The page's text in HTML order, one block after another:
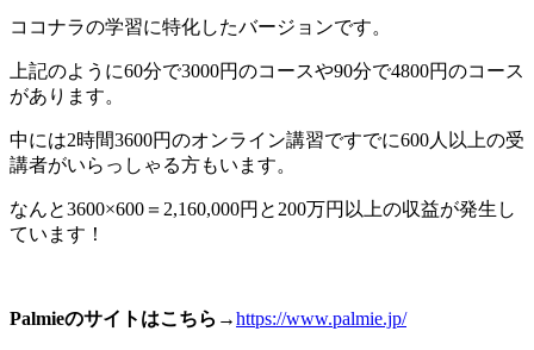
ココナラの学習に特化したバージョンです。
上記のように60分で3000円のコースや90分で4800円のコース
があります。
中には2時間3600円のオンライン講習ですでに600人以上の受
講者がいらっしゃる方もいます。
なんと3600×600＝2,160,000円と200万円以上の収益が発生し
ています！
Palmieのサイトはこちら→https://www.palmie.jp/